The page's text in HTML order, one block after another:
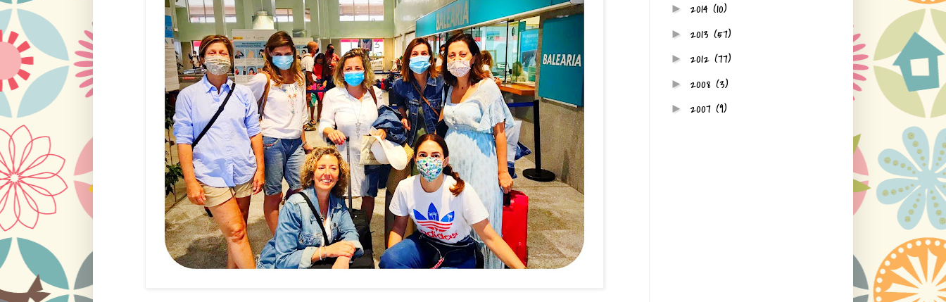
► 2014 (10)
► 2013 (57)
► 2012 (77)
► 2008 (3)
► 2007 (9)